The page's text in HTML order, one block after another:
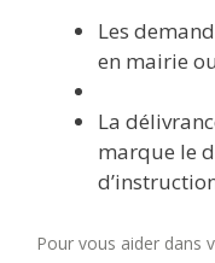
Les
en mairie ou
La
marque le
Pour vous aider dans